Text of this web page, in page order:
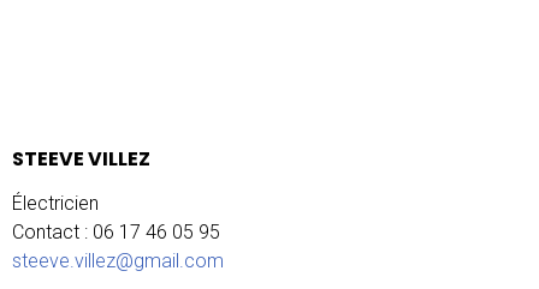
STEEVE VILLEZ
Électricien
Contact : 06 17 46 05 95
steeve.villez@gmail.com